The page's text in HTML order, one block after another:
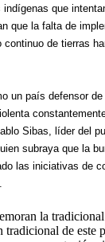
que
que la falta de
de tierras
un país defensor de
Sibas, líder del
subraya que la
las iniciativas de